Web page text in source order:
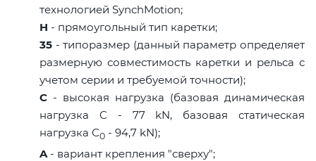
технологией SynchMotion;
H - прямоугольный тип каретки;
35 - типоразмер (данный параметр определяет
размерную совместимость каретки и рельса с
учетом серии и требуемой точности);
C - высокая нагрузка (базовая динамическая
нагрузка C - 77 kN, базовая статическая
нагрузка С0 - 94,7 kN);
A- вариант крепления "сверху";